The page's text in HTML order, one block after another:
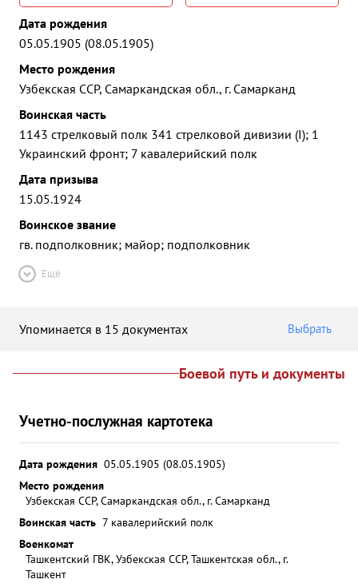
Дата рождения
05.05.1905 (08.05.1905)
Место рождения
Узбекская ССР, Самаркандская обл., г. Самарканд
Воинская часть
1143 стрелковый полк 341 стрелковой дивизии (I); 1
Украинский фронт; 7 кавалерийский полк
Дата призыва
15.05.1924
Воинское звание
гв. подполковник; майор; подполковник
Ещё
Упоминается в 15 документах Выбрать
Боевой путь и документы
Учетно-послужная картотека
Дата рождения 05.05.1905 (08.05.1905)
Место рождения
Узбекская ССР, Самаркандская обл., г. Самарканд
Воинская часть 7 кавалерийский полк
Военкомат
Ташкентский ГВК, Узбекская ССР, Ташкентская обл., г.
Ташкент